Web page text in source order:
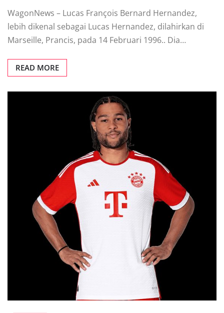
WagonNews – Lucas François Bernard Hernandez,
lebih dikenal sebagai Lucas Hernandez, dilahirkan di
Marseille, Prancis, pada 14 Februari 1996.. Dia…
READ MORE